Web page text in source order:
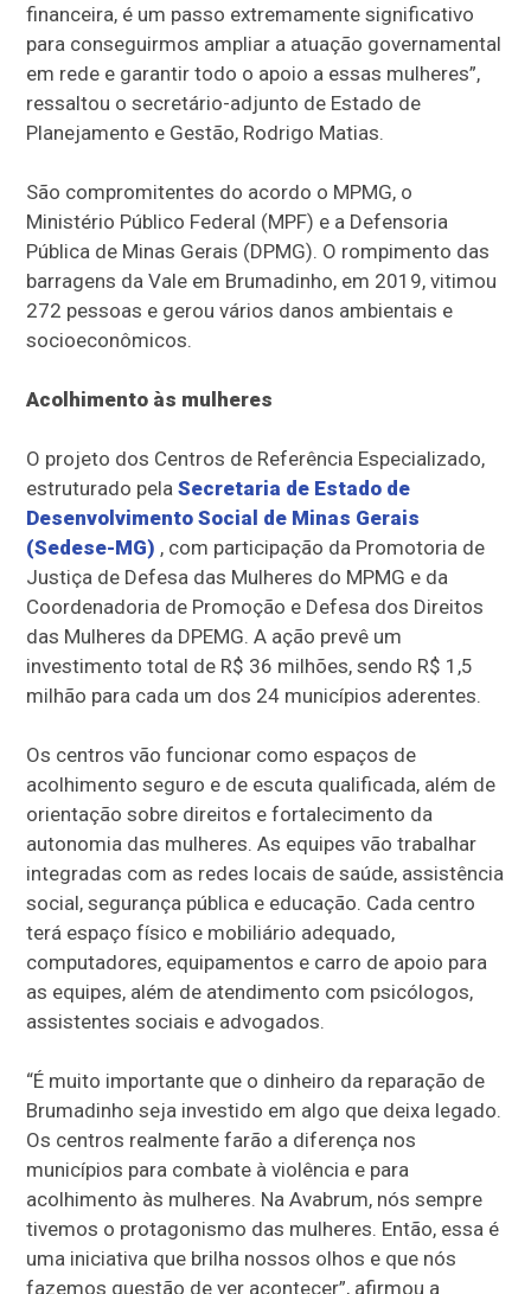
financeira, é um passo extremamente significativo
para conseguirmos ampliar a atuação governamental
em rede e garantir todo o apoio a essas mulheres”,
ressaltou o secretário-adjunto de Estado de
Planejamento e Gestão, Rodrigo Matias.
São compromitentes do acordo o MPMG, o
Ministério Público Federal (MPF) e a Defensoria
Pública de Minas Gerais (DPMG). O rompimento das
barragens da Vale em Brumadinho, em 2019, vitimou
272 pessoas e gerou vários danos ambientais e
socioeconômicos.
Acolhimento às mulheres
O projeto dos Centros de Referência Especializado,
estruturado pelaSecretaria de Estado de
Desenvolvimento Social de Minas Gerais
(Sedese-MG) , com participação da Promotoria de
Justiça de Defesa das Mulheres do MPMG e da
Coordenadoria de Promoção e Defesa dos Direitos
das Mulheres da DPEMG. A ação prevê um
investimento total de R$ 36 milhões, sendo R$ 1,5
milhão para cada um dos 24 municípios aderentes.
Os centros vão funcionar como espaços de
acolhimento seguro e de escuta qualificada, além de
orientação sobre direitos e fortalecimento da
autonomia das mulheres. As equipes vão trabalhar
integradas com as redes locais de saúde, assistência
social, segurança pública e educação. Cada centro
terá espaço físico e mobiliário adequado,
computadores, equipamentos e carro de apoio para
as equipes, além de atendimento com psicólogos,
assistentes sociais e advogados.
“É muito importante que o dinheiro da reparação de
Brumadinho seja investido em algo que deixa legado.
Os centros realmente farão a diferença nos
municípios para combate à violência e para
acolhimento às mulheres. Na Avabrum, nós sempre
tivemos o protagonismo das mulheres. Então, essa é
uma iniciativa que brilha nossos olhos e que nós
fazemos questão de ver acontecer”, afirmou a